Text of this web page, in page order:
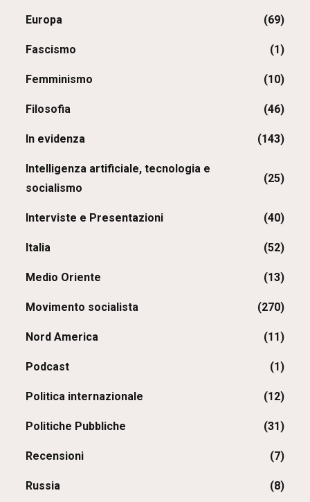
Europa (69)
Fascismo (1)
Femminismo (10)
Filosofia (46)
In evidenza (143)
Intelligenza artificiale, tecnologia e
socialismo
(25)
Interviste e Presentazioni (40)
Italia (52)
Medio Oriente (13)
Movimento socialista (270)
Nord America (11)
Podcast (1)
Politica internazionale (12)
Politiche Pubbliche (31)
Recensioni (7)
Russia (8)